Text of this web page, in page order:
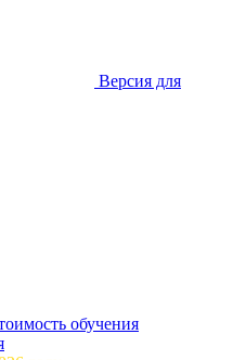
Версия для
обучения